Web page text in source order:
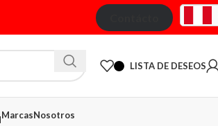
LISTA DE DESEOS
MarcasNosotros